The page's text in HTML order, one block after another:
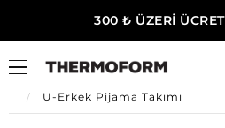
300 ₺ ÜZERİ
Ana Sayfa
U-Erkek Pijama Takımı